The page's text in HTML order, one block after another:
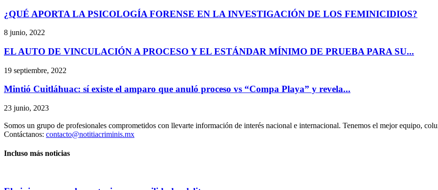
Telegram
¿QUÉ APORTA LA PSICOLOGÍA FORENSE EN LA INVESTIGACIÓN DE LOS FEMINICIDIOS?
8 junio, 2022
EL AUTO DE VINCULACIÓN A PROCESO Y EL ESTÁNDAR MÍNIMO DE PRUEBA PARA SU...
19 septiembre, 2022
Mintió Cuitláhuac: sí existe el amparo que anuló proceso vs “Compa Playa” y revela...
23 junio, 2023
Somos un grupo de profesionales comprometidos con llevarte información de interés nacional e internacional. Tenemos el mejor equipo,
Contáctanos: contacto@notitiacriminis.mx
Incluso más noticias